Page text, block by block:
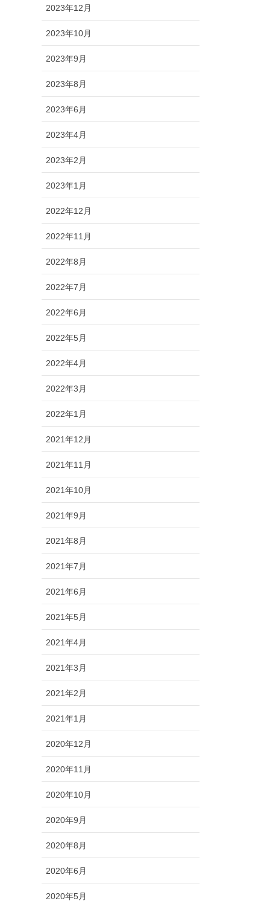
2023年12月
2023年10月
2023年9月
2023年8月
2023年6月
2023年4月
2023年2月
2023年1月
2022年12月
2022年11月
2022年8月
2022年7月
2022年6月
2022年5月
2022年4月
2022年3月
2022年1月
2021年12月
2021年11月
2021年10月
2021年9月
2021年8月
2021年7月
2021年6月
2021年5月
2021年4月
2021年3月
2021年2月
2021年1月
2020年12月
2020年11月
2020年10月
2020年9月
2020年8月
2020年6月
2020年5月